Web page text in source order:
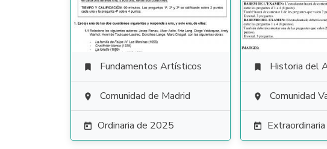
 Fundamentos Artísticos
 Comunidad de Madrid
 Ordinaria de 2025
 Historia del
 Comunidad
